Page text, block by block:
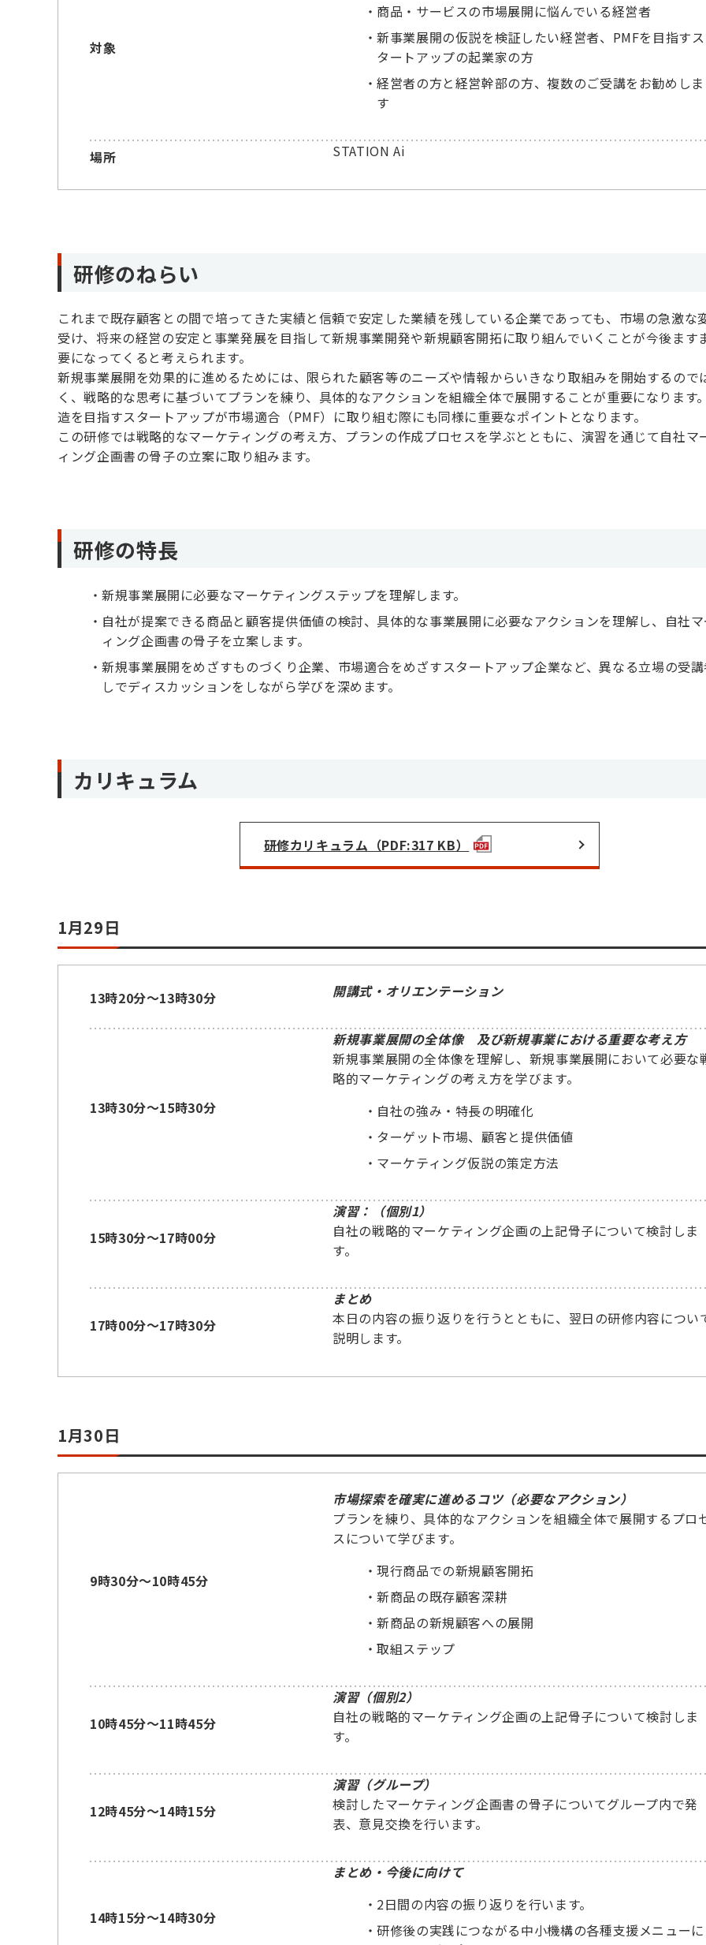
対象
商品・サービスの市場展開に悩んでいる経営者
新事業展開の仮説を検証したい経営者、PMFを目指すス
タートアップの起業家の方
経営者の方と経営幹部の方、複数のご受講をお勧めしま
す
場所 STATION Ai
研修のねらい
これまで既存顧客との間で培ってきた実績と信頼で安定した業績を残している企業であっても、市場の急激な
受け、将来の経営の安定と事業発展を目指して新規事業開発や新規顧客開拓に取り組んでいくことが今後ます
要になってくると考えられます。
新規事業展開を効果的に進めるためには、限られた顧客等のニーズや情報からいきなり取組みを開始するので
く、戦略的な思考に基づいてプランを練り、具体的なアクションを組織全体で展開することが重要になります
造を目指すスタートアップが市場適合（PMF）に取り組む際にも同様に重要なポイントとなります。
この研修では戦略的なマーケティングの考え方、プランの作成プロセスを学ぶとともに、演習を通じて自社マ
ィング企画書の骨子の立案に取り組みます。
研修の特長
新規事業展開に必要なマーケティングステップを理解します。
自社が提案できる商品と顧客提供価値の検討、具体的な事業展開に必要なアクションを理解し、自社
ィング企画書の骨子を立案します。
新規事業展開をめざすものづくり企業、市場適合をめざすスタートアップ企業など、異なる立場の受
しでディスカッションをしながら学びを深めます。
カリキュラム
研修カリキュラム（PDF:317 KB）
1月29日
13時20分～13時30分 開講式・オリエンテーション
13時30分～15時30分
新規事業展開の全体像 及び新規事業における重要な考え方
新規事業展開の全体像を理解し、新規事業展開において必要な
略的マーケティングの考え方を学びます。
自社の強み・特長の明確化
ターゲット市場、顧客と提供価値
マーケティング仮説の策定方法
15時30分～17時00分
演習：（個別1）
自社の戦略的マーケティング企画の上記骨子について検討しま
す。
17時00分～17時30分
まとめ
本日の内容の振り返りを行うとともに、翌日の研修内容につい
説明します。
1月30日
9時30分～10時45分
市場探索を確実に進めるコツ（必要なアクション）
プランを練り、具体的なアクションを組織全体で展開するプロ
スについて学びます。
現行商品での新規顧客開拓
新商品の既存顧客深耕
新商品の新規顧客への展開
取組ステップ
10時45分～11時45分
演習（個別2）
自社の戦略的マーケティング企画の上記骨子について検討しま
す。
12時45分～14時15分
演習（グループ）
検討したマーケティング企画書の骨子についてグループ内で発
表、意見交換を行います。
14時15分～14時30分
まとめ・今後に向けて
2日間の内容の振り返りを行います。
研修後の実践につながる中小機構の各種支援メニューに